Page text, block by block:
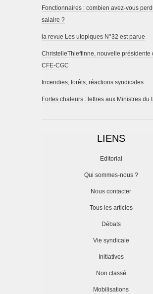
Fonctionnaires : combien avez-vous
salaire ?
la revue Les utopiques N°32 est parue
ChristelleThieffinne, nouvelle présidente
CFE-CGC
Incendies, forêts, réactions syndicales
Fortes chaleurs : lettres aux Ministres du
LIENS
Editorial
Qui sommes-nous ?
Nous contacter
Tous les articles
Débats
Vie syndicale
Initiatives
Non classé
Mobilisations